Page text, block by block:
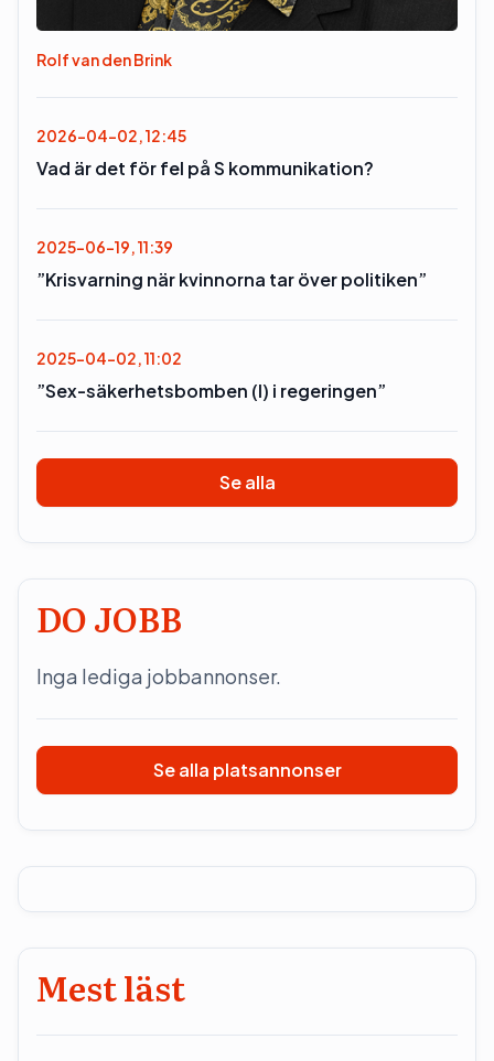
Rolf van den Brink
2026-04-02, 12:45
Vad är det för fel på S kommunikation?
2025-06-19, 11:39
”Krisvarning när kvinnorna tar över politiken”
2025-04-02, 11:02
”Sex-säkerhetsbomben (l) i regeringen”
Se alla
DO JOBB
Inga lediga jobbannonser.
Se alla platsannonser
Mest läst